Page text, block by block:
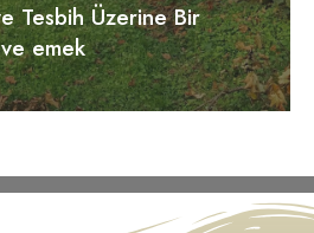
Tesbih Üzerine Bir
emek